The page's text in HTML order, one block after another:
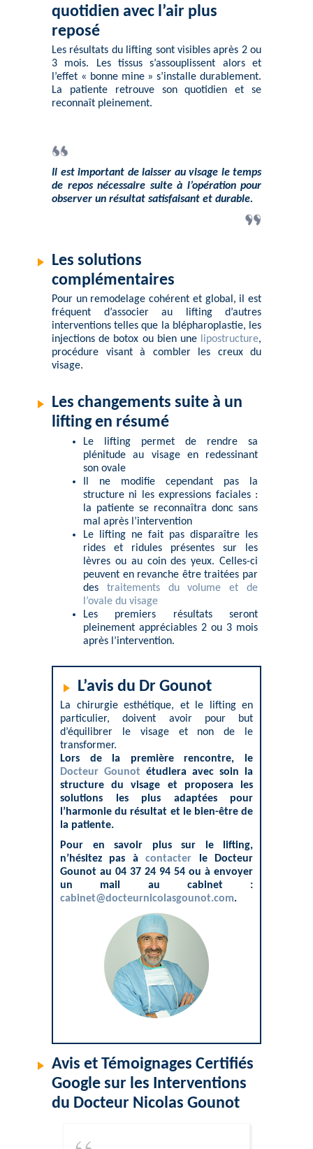
quotidien avec l’air plus
reposé
Les résultats du lifting sont visibles après 2 ou
3 mois. Les tissus s’assouplissent alors et
l’effet « bonne mine » s’installe durablement.
La patiente retrouve son quotidien et se
reconnaît pleinement.
Il est important de laisser au visage le temps
de repos nécessaire suite à l’opération pour
observer un résultat satisfaisant et durable.
Les solutions
complémentaires
Pour un remodelage cohérent et global, il est
fréquent d’associer au lifting d’autres
interventions telles que la blépharoplastie, les
injections de botox ou bien une lipostructure,
procédure visant à combler les creux du
visage.
Les changements suite à un
lifting en résumé
Le lifting permet de rendre sa
plénitude au visage en redessinant
son ovale
Il ne modifie cependant pas la
structure ni les expressions faciales :
la patiente se reconnaîtra donc sans
mal après l’intervention
Le lifting ne fait pas disparaître les
rides et ridules présentes sur les
lèvres ou au coin des yeux. Celles-ci
peuvent en revanche être traitées par
des traitements du volume et de
l’ovale du visage
Les premiers résultats seront
pleinement appréciables 2 ou 3 mois
après l’intervention.
L’avis du Dr Gounot
La chirurgie esthétique, et le lifting en
particulier, doivent avoir pour but
d’équilibrer le visage et non de le
transformer.
Lors de la première rencontre, le
Docteur Gounot étudiera avec soin la
structure du visage et proposera les
solutions les plus adaptées pour
l’harmonie du résultat et le bien-être de
la patiente.
Pour en savoir plus sur le lifting,
n’hésitez pas àcontacter le Docteur
Gounot au 04 37 24 94 54 ou à envoyer
un mail au cabinet :
cabinet@docteurnicolasgounot.com.
Avis et Témoignages Certifiés
Google sur les Interventions
du Docteur Nicolas Gounot